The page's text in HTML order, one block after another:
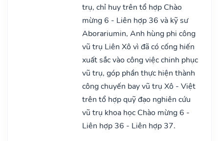
trụ, chỉ huy trên tổ hợp Chào
mừng 6 - Liên hợp 36 và kỹ sư
Aborariumin, Anh hùng phi công
vũ trụ Liên Xô vì đã có cống hiến
xuất sắc vào công việc chinh phục
vũ trụ, góp phần thực hiện thành
công chuyến bay vũ trụ Xô - Việt
trên tổ hợp quỹ đạo nghiên cứu
vũ trụ khoa học Chào mừng 6 -
Liên hợp 36 - Liên hợp 37.